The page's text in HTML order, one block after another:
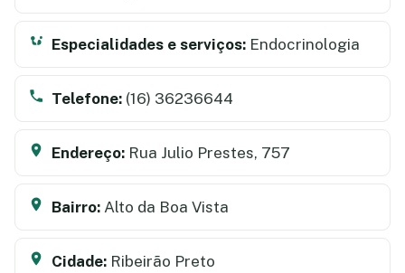
Especialidades e serviços: Endocrinologia
Telefone: (16) 36236644
Endereço: Rua Julio Prestes, 757
Bairro: Alto da Boa Vista
Cidade: Ribeirão Preto